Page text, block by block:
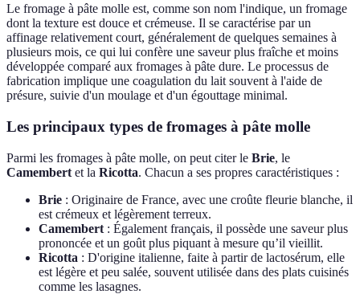
Le fromage à pâte molle est, comme son nom l'indique, un fromage
dont la texture est douce et crémeuse. Il se caractérise par un
affinage relativement court, généralement de quelques semaines à
plusieurs mois, ce qui lui confère une saveur plus fraîche et moins
développée comparé aux fromages à pâte dure. Le processus de
fabrication implique une coagulation du lait souvent à l'aide de
présure, suivie d'un moulage et d'un égouttage minimal.
Les principaux types de fromages à pâte molle
Parmi les fromages à pâte molle, on peut citer le Brie, le
Camembert et la Ricotta. Chacun a ses propres caractéristiques :
Brie : Originaire de France, avec une croûte fleurie blanche, il
est crémeux et légèrement terreux.
Camembert : Également français, il possède une saveur plus
prononcée et un goût plus piquant à mesure qu’il vieillit.
Ricotta : D'origine italienne, faite à partir de lactosérum, elle
est légère et peu salée, souvent utilisée dans des plats cuisinés
comme les lasagnes.